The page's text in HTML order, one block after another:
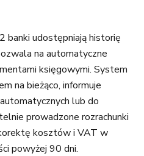
banki udostępniają historię
na automatyczne
księgowymi. System
na bieżąco, informuje
lub do
prowadzone rozrachunki
kosztów i VAT w
powyżej 90 dni.